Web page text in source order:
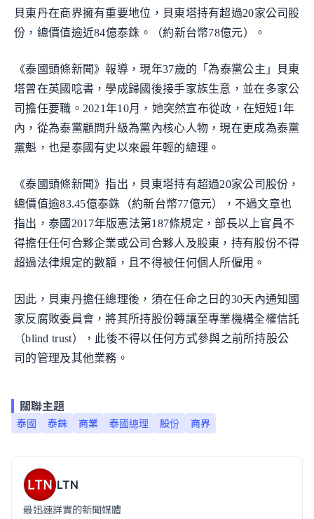
貝東丹在商界擁有重要地位，貝東塔持有超過20家公司股
份，總價值逾近84億泰銖。（約新台幣78億元）。
《泰國頭條新聞》報導，現年37歲的「為泰黨公主」貝東
塔曾在英國唸書，學成歸國後接手家族生意，並在多家公
司擔任要職。2021年10月，她突然宣布從政，在短短1年
內，從為泰黨顧問升級為黨內核心人物，現在更成為泰黨
黨魁，也是泰國有史以來最年輕的總理。
《泰國頭條新聞》指出，貝東塔持有超過20家公司股份，
總價值逾83.45億泰銖（約新台幣77億元），不過文章也
指出，泰國2017年版憲法第187條規定，部長以上官員不
得擔任任何合夥企業或公司合夥人及股東，持有股份不得
超過法律規定的數額，且不得被任何個人所僱用。
因此，貝東丹擔任總理後，須在任命之日的30天內通知國
家反腐敗委員會，將其所持股份轉讓至專業機構全權信託
（blind trust），此後不得以任何方式參與之前所持股公
司的管理及其他業務。
關聯主題
泰國 泰銖 商業 泰國總理 股份 商界
LTN
最迅速詳實的新聞媒體